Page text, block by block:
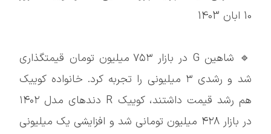
10 ابان 1403
🔹 شاهین G در بازار ۷۵۳ میلیون تومان قیمتگذاری
شد و رشدی ۳ میلیونی را تجربه کرد. خانواده کوییک
هم رشد قیمت داشتند، کوییک R دندهای مدل ۱۴۰۲
در بازار ۴۲۸ میلیون تومانی شد و افزایشی یک میلیونی